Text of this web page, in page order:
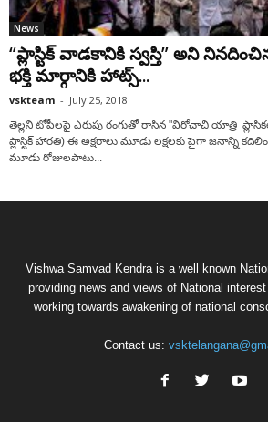
News
“ప్లాస్టిక్ వాడకానికి స్వస్తి” అని
భక్తి మార్గానికి హాట్స్...
vskteam - July 25, 2018
తెల్లని టోపీలపై ఎరుపు రంగుతో రాసిన "విరోచాచి యాత్రి
ప్లాస్టిక్ హారతి) ఈ అక్షరాలు మూడు లక్షలకు పైగా జనాన్ని
మూడు రోజులపాటు...
Vishwa Samvad Kendra is a well known
providing news and views of National
working towards awakening of national
Contact us: